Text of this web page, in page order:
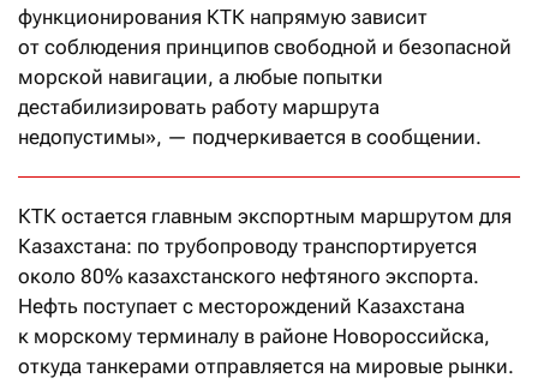
функционирования КТК напрямую зависит
от соблюдения принципов свободной и безопасной
морской навигации, а любые попытки
дестабилизировать работу маршрута
недопустимы», — подчеркивается в сообщении.
КТК остается главным экспортным маршрутом для
Казахстана: по трубопроводу транспортируется
около 80% казахстанского нефтяного экспорта.
Нефть поступает с месторождений Казахстана
к морскому терминалу в районе Новороссийска,
откуда танкерами отправляется на мировые рынки.